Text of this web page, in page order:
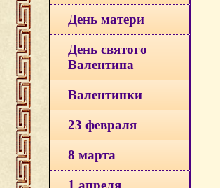
День матери
День святого
Валентина
Валентинки
23 февраля
8 марта
1 апреля